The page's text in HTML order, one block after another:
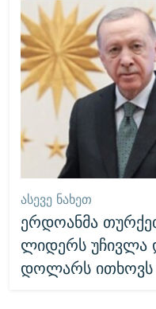
ᲐᲡᲔᲕᲔ ᲜᲐᲮᲔᲗ
ერდოანმა
ლიდერს უჩივლა
დოლარს ითხოვს